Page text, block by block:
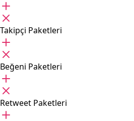
Takipçi Paketleri
Beğeni Paketleri
Retweet Paketleri